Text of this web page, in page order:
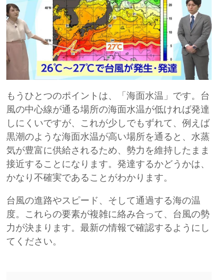
もうひとつのポイントは、「海面水温」です。台
風の中心線が通る場所の海面水温が低ければ発達
しにくいですが、これが少しでもずれて、例えば
黒潮のような海面水温が高い場所を通ると、水蒸
気が豊富に供給されるため、勢力を維持したまま
接近することになります。発達するかどうかは、
かなり不確実であることがわかります。
台風の進路やスピード、そして通過する海の温
度。これらの要素が複雑に絡み合って、台風の勢
力が決まります。最新の情報で確認するようにし
てください。